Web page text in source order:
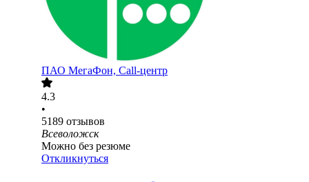
ПАО МегаФон, Call-центр
4.3
•
5189 отзывов
Всеволожск
Можно без резюме
Откликнуться